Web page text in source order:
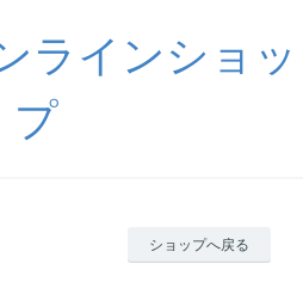
ラインショッ
プ
ショップへ戻る